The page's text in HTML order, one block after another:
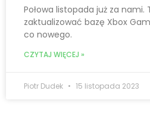
Połowa listopada już za nami.
zaktualizować bazę Xbox
co nowego.
CZYTAJ WIĘCEJ »
Piotr Dudek 15 listopada 2023